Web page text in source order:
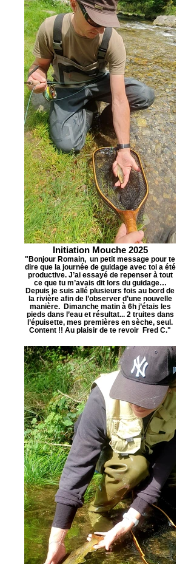
Initiation Mouche 2025
"Bonjour Romain, un petit message pour te
dire que la journée de guidage avec toi a été
productive. J’ai essayé de repenser à tout
ce que tu m’avais dit lors du guidage…
Depuis je suis allé plusieurs fois au bord de
la rivière afin de l’observer d’une nouvelle
manière. Dimanche matin à 6h j’étais les
pieds dans l’eau et résultat... 2 truites dans
l’épuisette, mes premières en sèche, seul.
Content !! Au plaisir de te revoir Fred C."